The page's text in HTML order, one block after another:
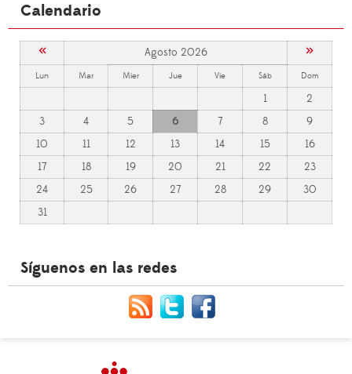
Calendario
« Agosto 2026 »
Lun Mar Mier Jue Vie Sáb Dom
1
2
3
4 5 6 7 8
9
10
11 12 13 14 15
16
17
18 19 20 21 22
23
24
25 26 27 28 29
30
31
Síguenos en las redes